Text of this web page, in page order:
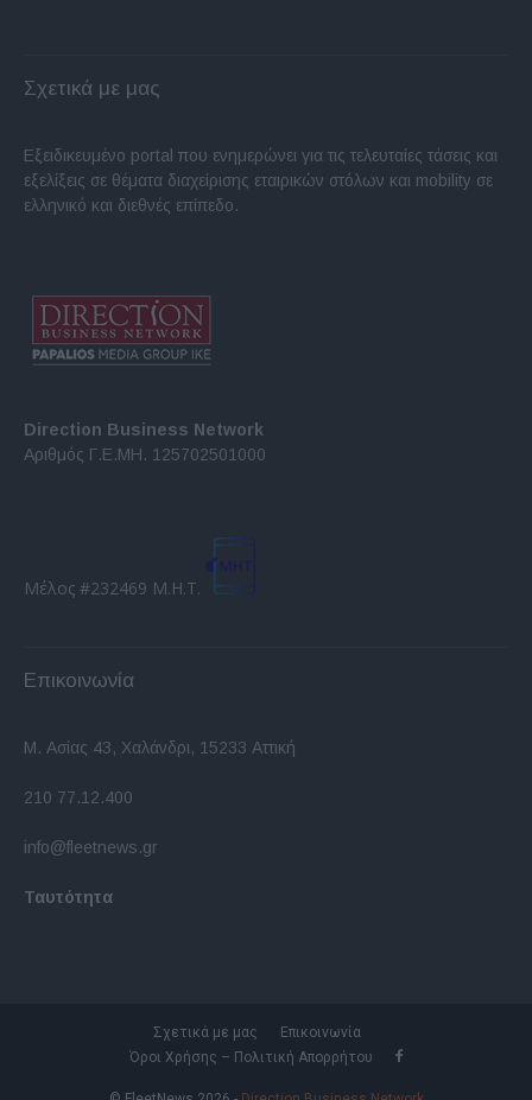
Σχετικά με μας
Εξειδικευμένο portal που ενημερώνει για τις τελευταίες τάσεις και
εξελίξεις σε θέματα διαχείρισης εταιρικών στόλων και mobility σε
ελληνικό και διεθνές επίπεδο.
Direction Business Network
Αριθμός Γ.Ε.ΜΗ. 125702501000
Μέλος #232469 Μ.Η.Τ.
Επικοινωνία
Μ. Ασίας 43, Χαλάνδρι, 15233 Αττική
210 77.12.400
info@fleetnews.gr
Ταυτότητα
Σχετικά με μας
Επικοινωνία
Όροι Χρήσης – Πολιτική Απορρήτου